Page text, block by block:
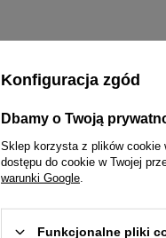
Konfiguracja zgód
Dbamy o Twoją
Sklep korzysta z plików cookie
dostępu do cookie w Twojej
warunki Google
Funkcjonalne pliki